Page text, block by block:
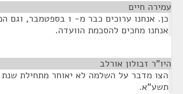
עמירה חיים
כן. אנחנו ערוכים כבר מ- 1
אנחנו מחכים להסכמת הוועדה.
היו"ר זבולון אורלב
הצו מדבר על השלמה לא יאוחר מתחילת שנת
תשע"א.